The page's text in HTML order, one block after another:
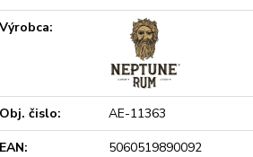
Výrobca:
Obj. čislo:
AE-11363
EAN:
5060519890092